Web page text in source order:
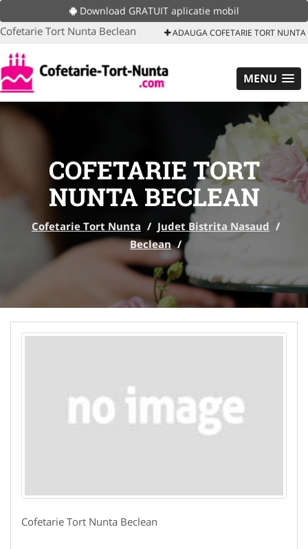
Download GRATUIT aplicatie mobil
Cofetarie Tort Nunta Beclean ADAUGA COFETARIE TORT NUNTA
MENU
COFETARIE TORT
NUNTA BECLEAN
Cofetarie Tort Nunta / Judet Bistrita Nasaud /
Beclean /
Cofetarie Tort Nunta Beclean